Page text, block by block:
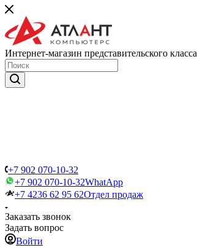
Интернет-магазин представительского класса
+7 902 070-10-32
+7 902 070-10-32WhatApp
+7 4236 62 95 62Отдел продаж
Заказать звонок
Задать вопрос
Войти